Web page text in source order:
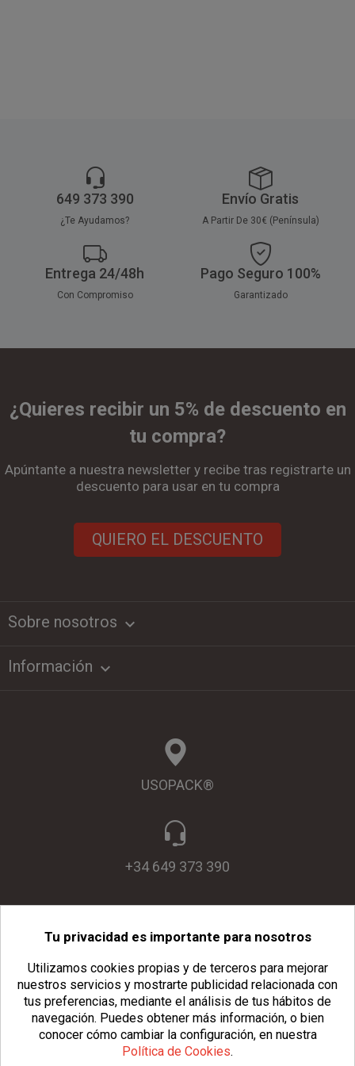
649 373 390
¿Te Ayudamos?
Envío Gratis
A Partir De 30€ (Península)
Entrega 24/48h
Con Compromiso
Pago Seguro 100%
Garantizado
¿Quieres recibir un 5% de descuento en
tu compra?
Apúntante a nuestra newsletter y recibe tras registrarte un
descuento para usar en tu compra
QUIERO EL DESCUENTO
Sobre nosotros keyboard_arrow_down
Información 
USOPACK®
+34 649 373 390
info@usopack.com
Tu privacidad es importante para nosotros
Utilizamos cookies propias y de terceros para mejorar
nuestros servicios y mostrarte publicidad relacionada con
tus preferencias, mediante el análisis de tus hábitos de
navegación. Puedes obtener más información, o bien
conocer cómo cambiar la configuración, en nuestra
Política de Cookies.